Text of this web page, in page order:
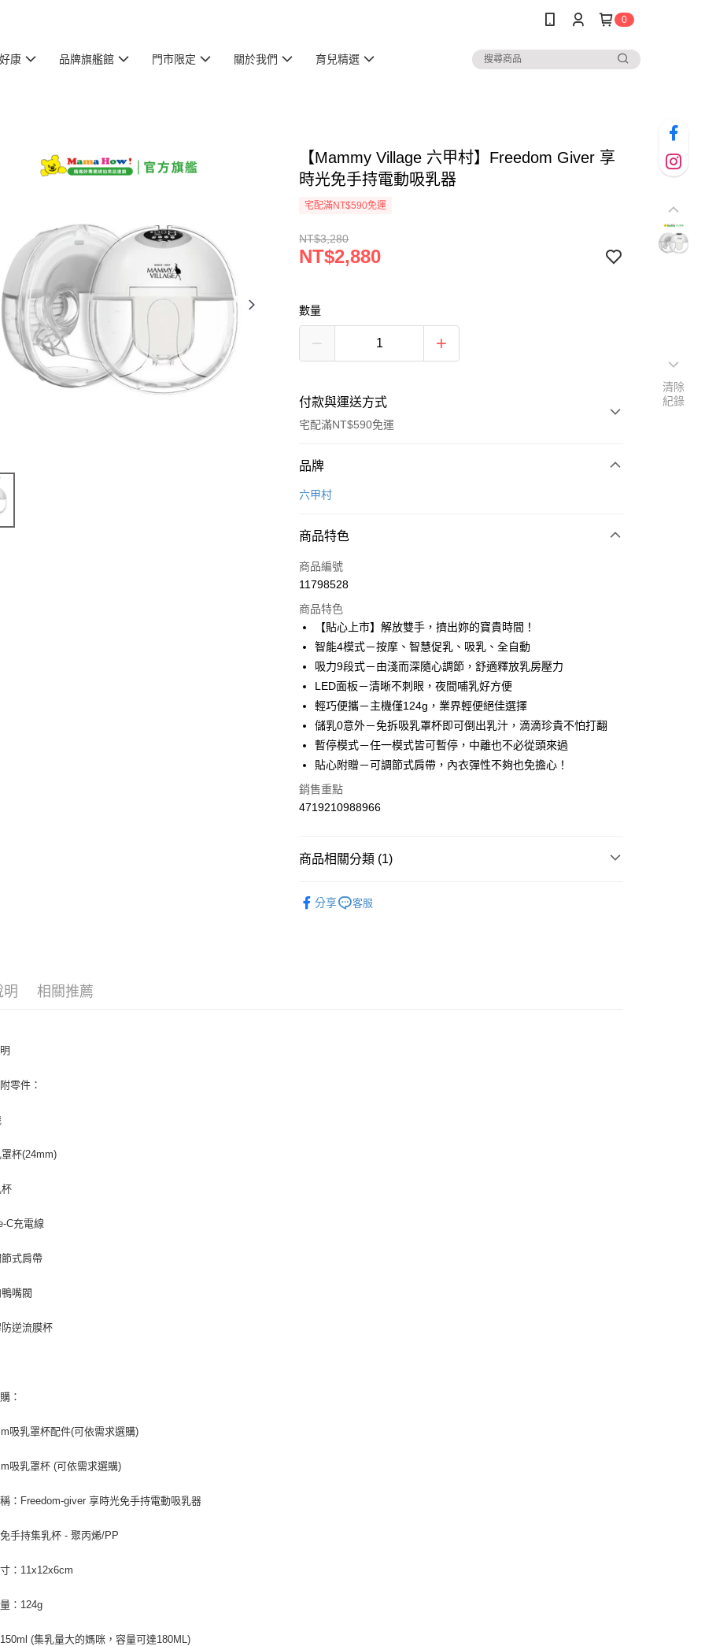
0
康 品牌旗艦館 門市限定 關於我們 育兒精選
【Mammy Village 六甲村】Freedom Giver 享
時光免手持電動吸乳器
宅配滿NT$590免運
NT$3,280
NT$2,880
數量
付款與運送方式
宅配滿NT$590免運
付款方式
信用卡一次付款
街口支付
悠遊付
Google Pay
AFTEE先享後付
相關說明
【關於「AFTEE先享後付」】
便利好安心！
１．簡單：不需註冊會員、不需綁卡、不需儲值。
２．便利：只要手機號碼，簡訊認證，即可結帳。
３．安心：先確認商品／服務後，再付款。
【「AFTEE先享後付」結帳流程】
３．收到繳費通知簡訊後14天內，點擊此簡訊中的連結，可透過四大超商
絡購買商品的店家。未經商家同意取消之訂單仍視為有效，需透過AFTEE
ATM付款
運送方式
宅配
每筆NT$150，滿NT$890(含以上)免運費
品牌
六甲村
商品特色
商品編號
11798528
商品特色
【貼心上市】解放雙手，擠出妳的寶貴時間！
智能4模式－按摩、智慧促乳、吸乳、全自動
吸力9段式－由淺而深隨心調節，舒適釋放乳房壓力
LED面板－清晰不刺眼，夜間哺乳好方便
輕巧便攜－主機僅124g，業界輕便絕佳選擇
儲乳0意外－免拆吸乳罩杯即可倒出乳汁，滴滴珍貴不怕打翻
暫停模式－任一模式皆可暫停，中離也不必從頭來過
貼心附贈－可調節式肩帶，內衣彈性不夠也免擔心！
銷售重點
4719210988966
商品相關分類 (1)
分享
客服
明 相關推薦
零件：
杯(24mm)
C充電線
式肩帶
嘴閥
逆流膜杯
：
吸乳罩杯配件(可依需求選購)
吸乳罩杯 (可依需求選購)
：Freedom-giver 享時光免手持電動吸乳器
手持集乳杯 - 聚丙烯/PP
：11x12x6cm
：124g
(集乳量大的媽咪，容量可達180ML)
清除
紀錄